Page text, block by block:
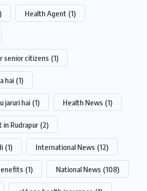
Health Agent (1)
senior citizens (1)
hai (1)
jaruri hai (1) Health News (1)
in Rudrapur (2)
(1) International News (12)
(1) National News (108)